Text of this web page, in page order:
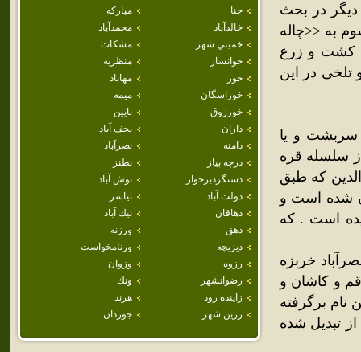
حنا
مباركه
خالدآباد
محمدآباد
خميني شهر
مشكات
خوانسار
منظريه
خور
مهاباد
خوراسگان
ميمه
خورزوق
نايين
داران
نجف آباد
دامنه
نصرآباد
درچه پياز
نطنز
دستگردبرخوار
نوش آباد
دولت آباد
نياسر
دهاقان
نيك آباد
دهق
ورزنه
ديزيچه
ورنامخواست
رزوه
وزوان
رضوانشهر
ونك
زاينده رود
هرند
زرين شهر
جوزدان
دیگر در بحث
به <<چاله
کشت و زرع
تلخی در این
سربشت و یا
سلسله قره
که طبق
شده است و
است . که
خربزه
و کاشان و
برگرفته
تبدیل شده